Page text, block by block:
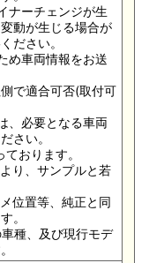
ナーチェンジが生
動が生じる場合が
ださい。
め車両情報をお送
で適合可否(取付可
、必要となる車両
さい。
おります。
り、サンプルと若
位置等、純正と同
。
種、及び現行モデ